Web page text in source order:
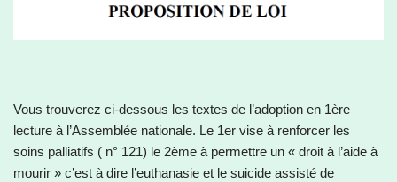
Vous trouverez ci-dessous les textes de l’adoption en 1ère
lecture à l’Assemblée nationale. Le 1er vise à renforcer les
soins palliatifs ( n° 121) le 2ème à permettre un « droit à l’aide à
mourir » c’est à dire l’euthanasie et le suicide assisté de